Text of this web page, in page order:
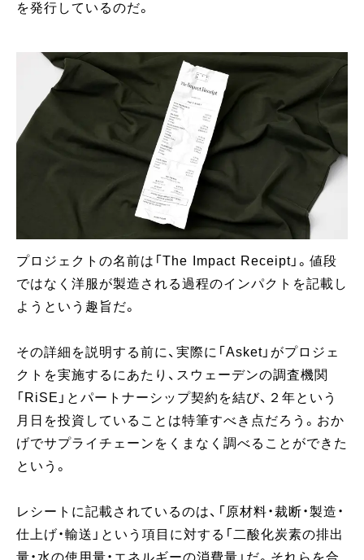
を発行しているのだ。
プロジェクトの名前は「The Impact Receipt」。値段
ではなく洋服が製造される過程のインパクトを記載し
ようという趣旨だ。
その詳細を説明する前に、実際に「Asket」がプロジェ
クトを実施するにあたり、スウェーデンの調査機関
「RiSE」とパートナーシップ契約を結び、２年という
月日を投資していることは特筆すべき点だろう。おか
げでサプライチェーンをくまなく調べることができた
という。
レシートに記載されているのは、「原材料・裁断・製造・
仕上げ・輸送」という項目に対する「二酸化炭素の排出
量・水の使用量・エネルギーの消費量」だ。それらを合